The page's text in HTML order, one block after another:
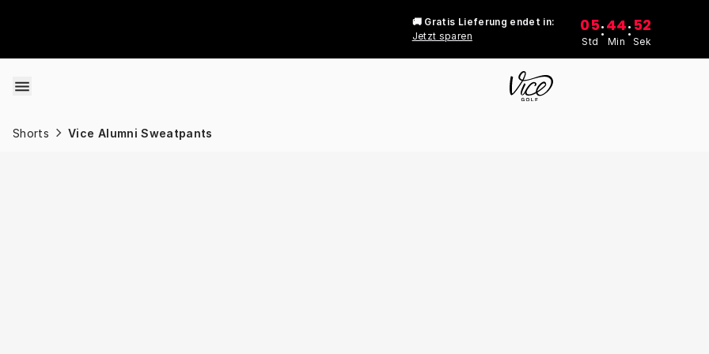
🚚 Gratis Lieferung endet in:
Jetzt sparen
05
Std
:44
Min
: 52
Sek
Shorts Vice Alumni Sweatpants